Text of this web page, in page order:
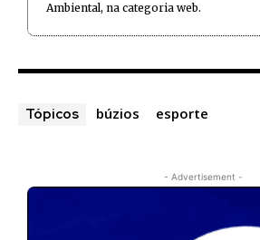
Ambiental, na categoria web.
Tópicos búzios esporte
- Advertisement -